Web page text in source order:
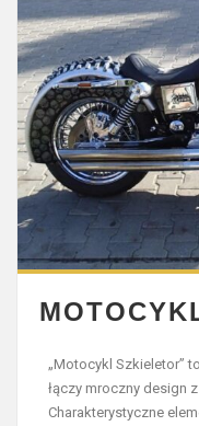
„Motocykl Szkieletor”
łączy mroczny design
Charakterystyczne